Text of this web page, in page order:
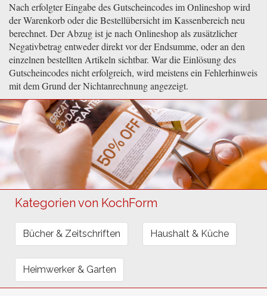
Nach erfolgter Eingabe des Gutscheincodes im Onlineshop wird
der Warenkorb oder die Bestellübersicht im Kassenbereich neu
berechnet. Der Abzug ist je nach Onlineshop als zusätzlicher
Negativbetrag entweder direkt vor der Endsumme, oder an den
einzelnen bestellten Artikeln sichtbar. War die Einlösung des
Gutscheincodes nicht erfolgreich, wird meistens ein Fehlerhinweis
mit dem Grund der Nichtanrechnung angezeigt.
Kategorien von KochForm
Bücher & Zeitschriften Haushalt & Küche
Heimwerker & Garten